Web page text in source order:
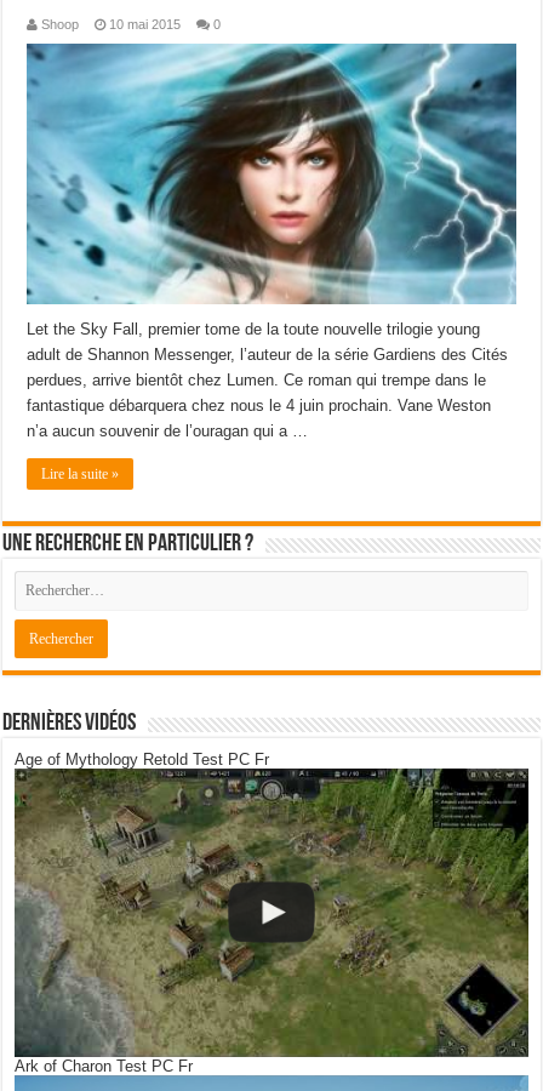
Shoop 10 mai 2015 0
Let the Sky Fall, premier tome de la toute nouvelle trilogie young
adult de Shannon Messenger, l’auteur de la série Gardiens des Cités
perdues, arrive bientôt chez Lumen. Ce roman qui trempe dans le
fantastique débarquera chez nous le 4 juin prochain. Vane Weston
n’a aucun souvenir de l’ouragan qui a …
Lire la suite »
Une recherche en particulier ?
Dernières Vidéos
Age of Mythology Retold Test PC Fr
Ark of Charon Test PC Fr